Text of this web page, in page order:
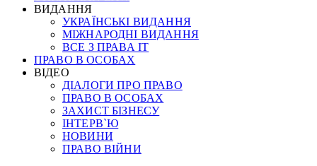
ВИДАННЯ
УКРАЇНСЬКІ ВИДАННЯ
МІЖНАРОДНІ ВИДАННЯ
ВСЕ З ПРАВА ІТ
ПРАВО В ОСОБАХ
ВІДЕО
ДІАЛОГИ ПРО ПРАВО
ПРАВО В ОСОБАХ
ЗАХИСТ БІЗНЕСУ
ІНТЕРВ`Ю
НОВИНИ
ПРАВО ВІЙНИ